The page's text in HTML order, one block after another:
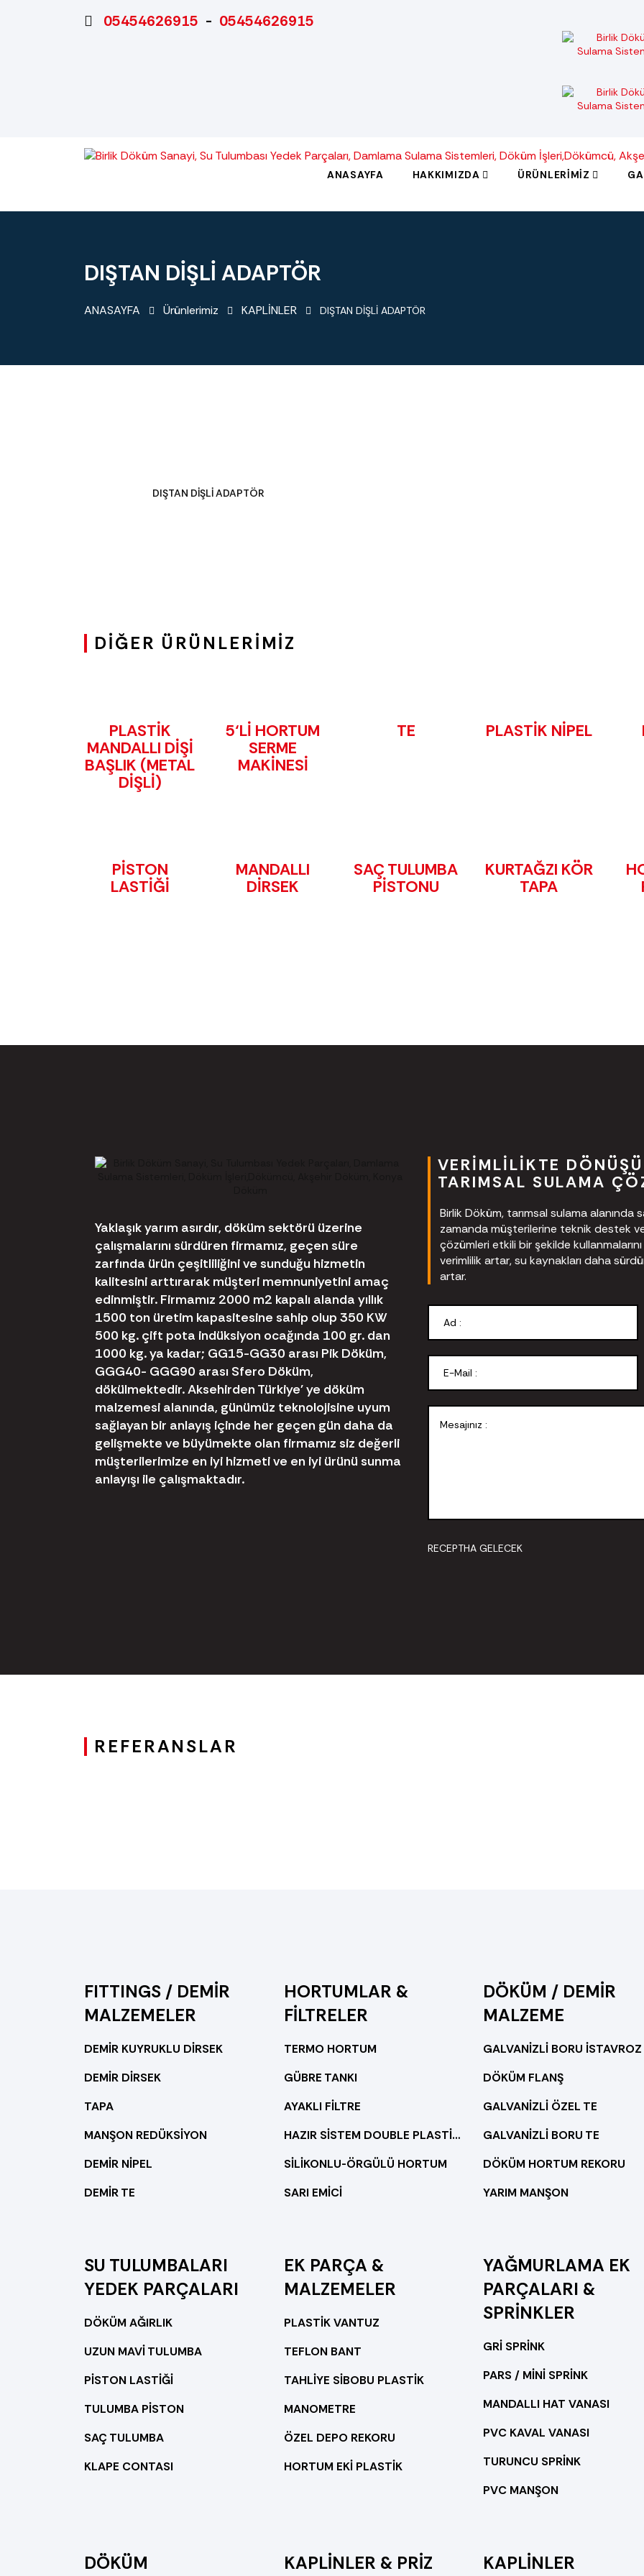
05454626915 - 05454626915
ANASAYFA HAKKIMIZDA ÜRÜNLERIMIZ
DIŞTAN DİŞLİ ADAPTÖR
ANASAYFA Ürünlerimiz KAPLİNLER DIŞTAN DİŞLİ ADAPTÖR
DIŞTAN DİŞLİ ADAPTÖR
DIĞER ÜRÜNLERIMIZ
PLASTİK
MANDALLI DİŞİ
BAŞLIK (METAL
DİŞLİ)
5‘Lİ HORTUM
SERME
MAKİNESİ
TE PLASTİK NİPEL
PİSTON
LASTİĞİ
MANDALLI
DİRSEK
SAÇ TULUMBA
PİSTONU
KURTAĞZI KÖR
TAPA
Yaklaşık yarım asırdır, döküm sektörü üzerine
çalışmalarını sürdüren firmamız, geçen süre
zarfında ürün çeşitliliğini ve sunduğu hizmetin
kalitesini arttırarak müşteri memnuniyetini amaç
edinmiştir. Firmamız 2000 m2 kapalı alanda yıllık
1500 ton üretim kapasitesine sahip olup 350 KW
500 kg. çift pota indüksiyon ocağında 100 gr. dan
1000 kg. ya kadar; GG15-GG30 arası Pik Döküm,
GGG40- GGG90 arası Sfero Döküm,
dökülmektedir. Aksehirden Türkiye' ye döküm
malzemesi alanında, günümüz teknolojisine uyum
sağlayan bir anlayış içinde her geçen gün daha da
gelişmekte ve büyümekte olan firmamız siz değerli
müşterilerimize en iyi hizmeti ve en iyi ürünü sunma
anlayışı ile çalışmaktadır.
VERIMLILIKTE
TARIMSAL SULAMA
Birlik Döküm, tarımsal sulama alanında
zamanda müşterilerine teknik destek
çözümleri etkili bir şekilde
verimlilik artar, su kaynakları daha
artar.
RECEPTHA GELECEK
REFERANSLAR
FITTINGS / DEMİR
MALZEMELER
DEMİR KUYRUKLU DİRSEK
DEMİR DİRSEK
TAPA
MANŞON REDÜKSİYON
DEMİR NİPEL
DEMİR TE
HORTUMLAR &
FİLTRELER
TERMO HORTUM
GÜBRE TANKI
AYAKLI FİLTRE
HAZIR SİSTEM DOUBLE PLASTİK FİLTRELİ
SİLİKONLU-ÖRGÜLÜ HORTUM
SARI EMİCİ
DÖKÜM / DEMİR
MALZEME
GALVANİZLİ BORU İSTAVROZ
DÖKÜM FLANŞ
GALVANİZLİ ÖZEL TE
GALVANİZLİ BORU TE
DÖKÜM HORTUM REKORU
YARIM MANŞON
SU TULUMBALARI
YEDEK PARÇALARI
DÖKÜM AĞIRLIK
UZUN MAVİ TULUMBA
PİSTON LASTİĞİ
TULUMBA PİSTON
SAÇ TULUMBA
KLAPE CONTASI
EK PARÇA &
MALZEMELER
PLASTİK VANTUZ
TEFLON BANT
TAHLİYE SİBOBU PLASTİK
MANOMETRE
ÖZEL DEPO REKORU
HORTUM EKİ PLASTİK
YAĞMURLAMA EK
PARÇALARI &
SPRİNKLER
GRİ SPRİNK
PARS / MİNİ SPRİNK
MANDALLI HAT VANASI
PVC KAVAL VANASI
TURUNCU SPRİNK
PVC MANŞON
DÖKÜM
KAPLİNLER & PRİZ
KAPLİNLER